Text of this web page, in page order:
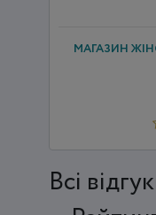
МАГАЗИН
Всi